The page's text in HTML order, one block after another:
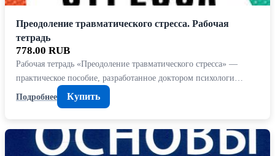
Преодоление травматического стресса. Рабочая
тетрадь
778.00 RUB
Рабочая тетрадь «Преодоление травматического стресса» —
практическое пособие, разработанное доктором психологи…
Подробнее
Купить